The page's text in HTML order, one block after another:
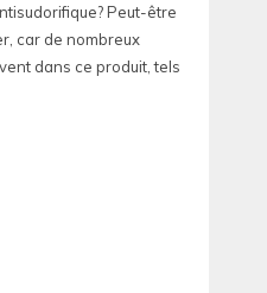
Peut-être
car de nombreux
dans ce produit, tels